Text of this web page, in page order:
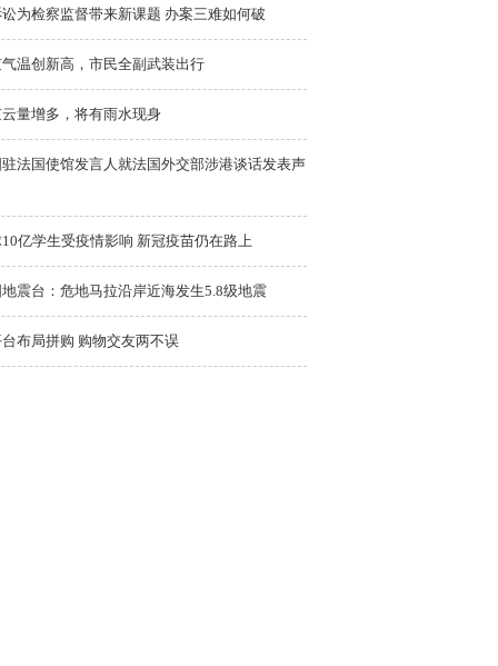
为检察监督带来新课题 办案三难如何破
温创新高，市民全副武装出行
量增多，将有雨水现身
法国使馆发言人就法国外交部涉港谈话发表声
亿学生受疫情影响 新冠疫苗仍在路上
震台：危地马拉沿岸近海发生5.8级地震
布局拼购 购物交友两不误